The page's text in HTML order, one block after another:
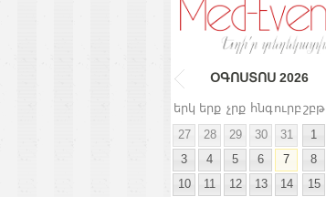
ՕԳՈՍՏՈՍ 2026
երկ երք չրք հնգուրբ շբթ
27
28 29 30 31 1
3
4 5 6 7 8
10
11 12 13 14 15